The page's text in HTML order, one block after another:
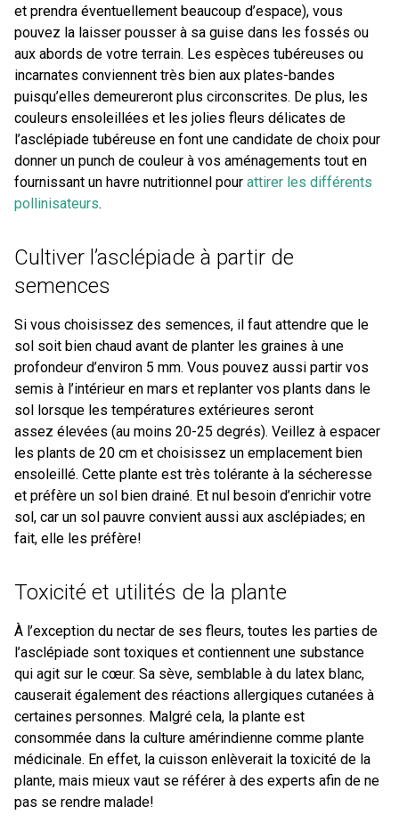
et prendra éventuellement beaucoup d’espace), vous
pouvez la laisser pousser à sa guise dans les fossés ou
aux abords de votre terrain. Les espèces tubéreuses ou
incarnates conviennent très bien aux plates-bandes
puisqu’elles demeureront plus circonscrites. De plus, les
couleurs ensoleillées et les jolies fleurs délicates de
l’asclépiade tubéreuse en font une candidate de choix pour
donner un punch de couleur à vos aménagements tout en
fournissant un havre nutritionnel pour attirer les différents
pollinisateurs.
Cultiver l’asclépiade à partir de
semences
Si vous choisissez des semences, il faut attendre que le
sol soit bien chaud avant de planter les graines à une
profondeur d’environ 5 mm. Vous pouvez aussi partir vos
semis à l’intérieur en mars et replanter vos plants dans le
sol lorsque les températures extérieures seront
assez élevées (au moins 20-25 degrés). Veillez à espacer
les plants de 20 cm et choisissez un emplacement bien
ensoleillé. Cette plante est très tolérante à la sécheresse
et préfère un sol bien drainé. Et nul besoin d’enrichir votre
sol, car un sol pauvre convient aussi aux asclépiades; en
fait, elle les préfère!
Toxicité et utilités de la plante
À l’exception du nectar de ses fleurs, toutes les parties de
l’asclépiade sont toxiques et contiennent une substance
qui agit sur le cœur. Sa sève, semblable à du latex blanc,
causerait également des réactions allergiques cutanées à
certaines personnes. Malgré cela, la plante est
consommée dans la culture amérindienne comme plante
médicinale. En effet, la cuisson enlèverait la toxicité de la
plante, mais mieux vaut se référer à des experts afin de ne
pas se rendre malade!